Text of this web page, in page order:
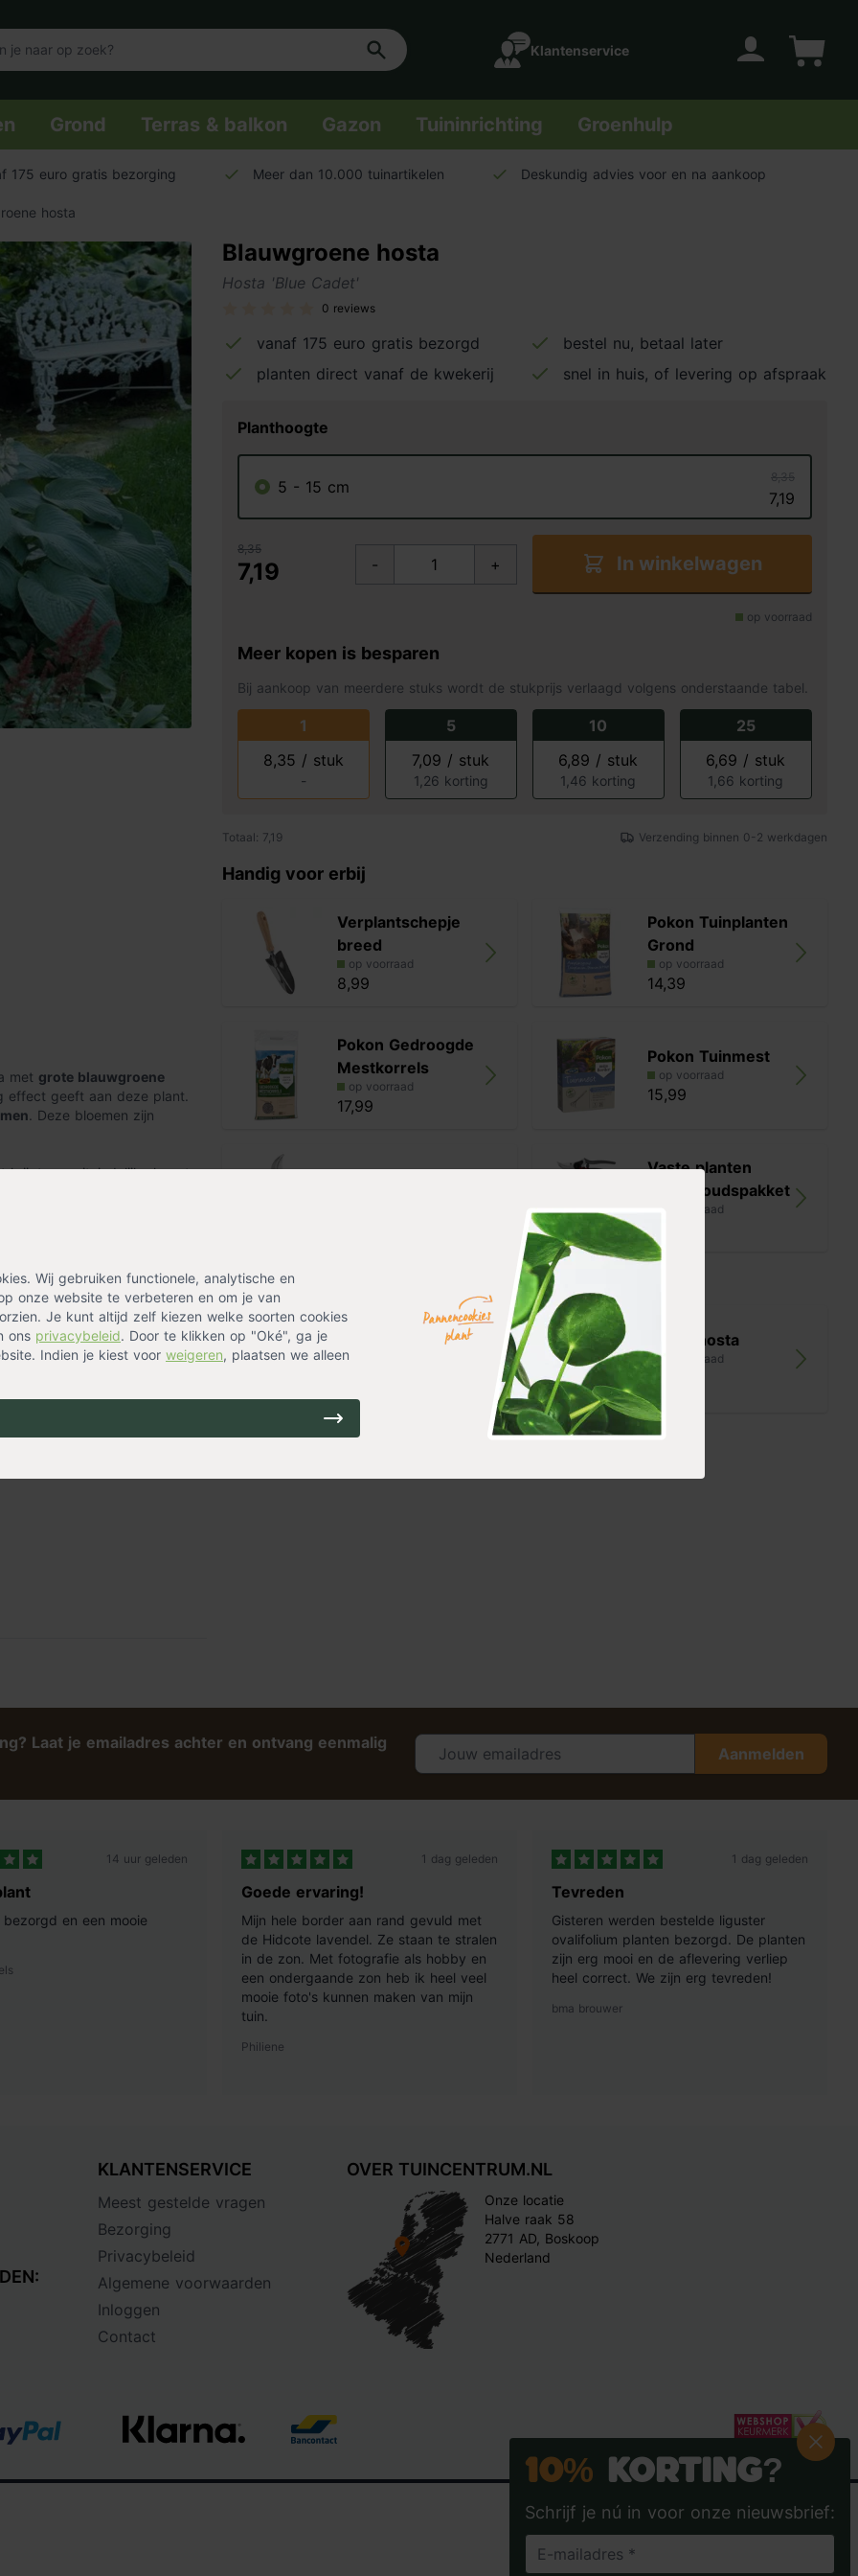
Klantenservice
Grond Terras & balkon Gazon Tuininrichting Groenhulp
Wij gebruiken functionele, analytische en
onze website te verbeteren en om je van
Je kunt altijd zelf kiezen welke soorten cookies
ons privacybeleid. Door te klikken op "Oké", ga je
Indien je kiest voor weigeren, plaatsen we alleen
175 euro gratis bezorging Meer dan 10.000 tuinartikelen Deskundig advies voor en na aankoop
hosta
Blauwgroene hosta
Hosta 'Blue Cadet'
0 reviews
vanaf 175 euro gratis bezorgd
bestel nu, betaal later
planten direct vanaf de kwekerij
snel in huis, of levering op afspraak
Planthoogte
5 - 15 cm
8,35
7,19
8,35
7,19 - + In winkelwagen
op voorraad
Meer kopen is besparen
Bij aankoop van meerdere stuks wordt de stukprijs verlaagd volgens onderstaande tabel.
1
8,35 / stuk
-
5
7,09 / stuk
1,26 korting
10
6,89 / stuk
1,46 korting
25
6,69 / stuk
1,66 korting
Totaal: 7,19 Verzending binnen 0-2 werkdagen
met grote blauwgroene
effect geeft aan deze plant.
. Deze bloemen zijn
krijgt een uiteindelijke hoogte
dat de bodem licht vochtig
Grondvoor de beste
delichte schaduw, maar ook
is het wel belangrijk dat de
dan kun je deze
,Buiten,Solitair
Handig voor erbij
Verplantschepje
breed
op voorraad
8,99
Pokon Tuinplanten
Grond
op voorraad
14,39
Pokon Gedroogde
Mestkorrels
op voorraad
17,99
Pokon Tuinmest
op voorraad
15,99
Vaste planten
onderhoudspakket
op voorraad
27,98
Alternatieven
Purperklokje 'Palace
Purple'
Bonte hosta
op voorraad
Laat je emailadres achter en ontvang eenmalig
Aanmelden
14 uur geleden
bezorgd en een mooie
1 dag geleden
Goede ervaring!
Mijn hele border aan rand gevuld met
de Hidcote lavendel. Ze staan te stralen
in de zon. Met fotografie als hobby en
een ondergaande zon heb ik heel veel
mooie foto's kunnen maken van mijn
tuin.
Philiene
1 dag geleden
Tevreden
Gisteren werden bestelde liguster
ovalifolium planten bezorgd. De planten
zijn erg mooi en de aflevering verliep
heel correct. We zijn erg tevreden!
bma brouwer
KLANTENSERVICE
Meest gestelde vragen
Bezorging
Privacybeleid
Algemene voorwaarden
Inloggen
Contact
OVER TUINCENTRUM.NL
Onze locatie
Halve raak 58
2771 AD, Boskoop
Nederland
10% Korting?
Schrijf je nú in voor onze nieuwsbrief: